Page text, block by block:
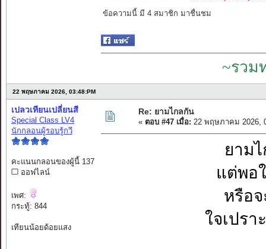
ข้อความนี้ มี 4 สมาชิก มาชื่นชม
~รวม
22 พฤษภาคม 2026, 03:48:PM
เปลวเทียนเปลี่ยนสี
Special Class LV4
นักกลอนผู้รอบรู้กวี
คะแนนกลอนของผู้นี้ 137
ออฟไลน์
เพศ:
กระทู้: 844
เทียนน้อยด้อยแสง
Re: ยามไกลกัน
« ตอบ #47 เมื่อ: 22 พฤษภาคม 2026,
ยาม
แต่พอ
หรือ
ใจเปรา